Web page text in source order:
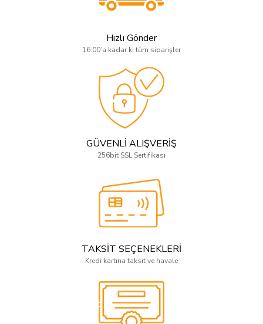
Hızlı Gönder
16:00’a kadar ki tüm siparişler
GÜVENLİ ALIŞVERİŞ
256bit SSL Sertifikası
TAKSİT SEÇENEKLERİ
Kredi kartına taksit ve havale